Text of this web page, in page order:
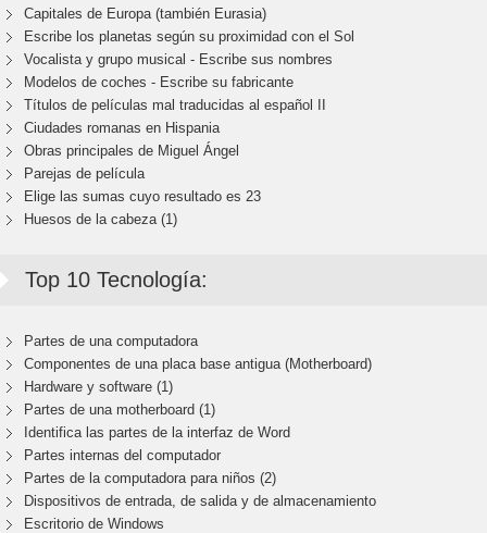
Capitales de Europa (también Eurasia)
Escribe los planetas según su proximidad con el Sol
Vocalista y grupo musical - Escribe sus nombres
Modelos de coches - Escribe su fabricante
Títulos de películas mal traducidas al español II
Ciudades romanas en Hispania
Obras principales de Miguel Ángel
Parejas de película
Elige las sumas cuyo resultado es 23
Huesos de la cabeza (1)
Top 10 Tecnología:
Partes de una computadora
Componentes de una placa base antigua (Motherboard)
Hardware y software (1)
Partes de una motherboard (1)
Identifica las partes de la interfaz de Word
Partes internas del computador
Partes de la computadora para niños (2)
Dispositivos de entrada, de salida y de almacenamiento
Escritorio de Windows